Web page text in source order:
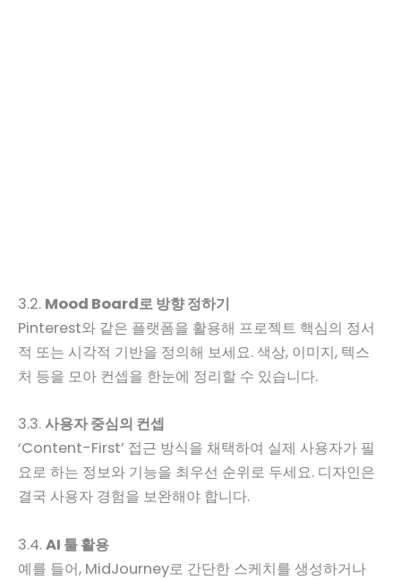
3.2. Mood Board로 방향 정하기
Pinterest와 같은 플랫폼을 활용해 프로젝트 핵심의 정서
적 또는 시각적 기반을 정의해 보세요. 색상, 이미지, 텍스
처 등을 모아 컨셉을 한눈에 정리할 수 있습니다.
3.3.사용자 중심의 컨셉
‘Content-First’ 접근 방식을 채택하여 실제 사용자가 필
요로 하는 정보와 기능을 최우선 순위로 두세요. 디자인은
결국 사용자 경험을 보완해야 합니다.
3.4.AI 툴 활용
예를 들어, MidJourney로 간단한 스케치를 생성하거나